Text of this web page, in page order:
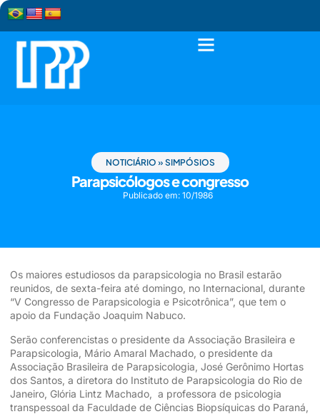
NOTICIÁRIO » SIMPÓSIOS
Parapsicólogos e congresso
Publicado em: 10/1986
Os maiores estudiosos da parapsicologia no Brasil estarão
reunidos, de sexta-feira até domingo, no Internacional, durante
“V Congresso de Parapsicologia e Psicotrônica”, que tem o
apoio da Fundação Joaquim Nabuco.
Serão conferencistas o presidente da Associação Brasileira e
Parapsicologia, Mário Amaral Machado, o presidente da
Associação Brasileira de Parapsicologia, José Gerônimo Hortas
dos Santos, a diretora do Instituto de Parapsicologia do Rio de
Janeiro, Glória Lintz Machado, a professora de psicologia
transpessoal da Faculdade de Ciências Biopsíquicas do Paraná,